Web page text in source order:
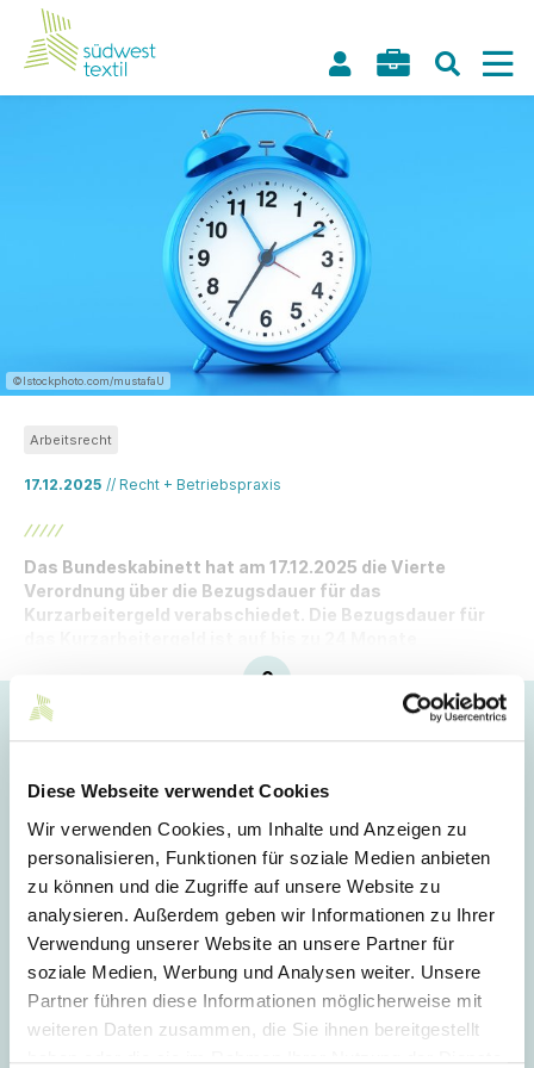
Diese Webseite verwendet Cookies
Wir verwenden Cookies, um Inhalte und Anzeigen zu
personalisieren, Funktionen für soziale Medien anbieten
zu können und die Zugriffe auf unsere Website zu
analysieren. Außerdem geben wir Informationen zu Ihrer
Verwendung unserer Website an unsere Partner für
soziale Medien, Werbung und Analysen weiter. Unsere
Partner führen diese Informationen möglicherweise mit
weiteren Daten zusammen, die Sie ihnen bereitgestellt
©Istockphoto.com/mustafaU
17.12.2025 // Recht + Betriebspraxis
Arbeitsrecht
Das Bundeskabinett hat am 17.12.2025 die Vierte
Verordnung über die Bezugsdauer für das
Kurzarbeitergeld verabschiedet. Die Bezugsdauer für
Login
E-Mail